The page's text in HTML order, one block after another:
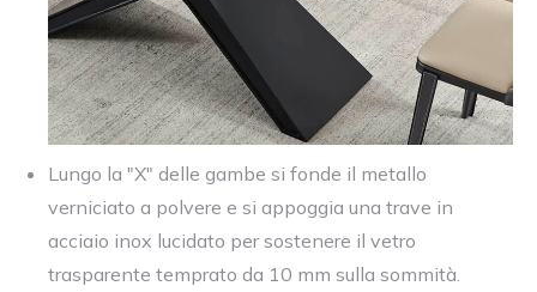
Lungo la "X" delle gambe si fonde il metallo
verniciato a polvere e si appoggia una trave in
acciaio inox lucidato per sostenere il vetro
trasparente temprato da 10 mm sulla sommità.